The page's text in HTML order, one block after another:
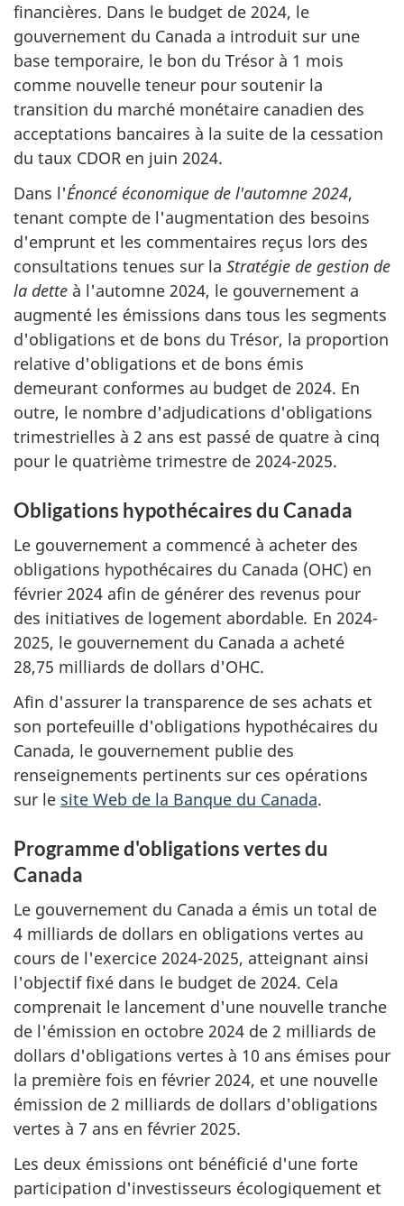
financières. Dans le budget de 2024, le
gouvernement du Canada a introduit sur une
base temporaire, le bon du Trésor à 1 mois
comme nouvelle teneur pour soutenir la
transition du marché monétaire canadien des
acceptations bancaires à la suite de la cessation
du taux CDOR en juin 2024.
Dans l'Énoncé économique de l'automne 2024,
tenant compte de l'augmentation des besoins
d'emprunt et les commentaires reçus lors des
consultations tenues sur la Stratégie de gestion de
la dette à l'automne 2024, le gouvernement a
augmenté les émissions dans tous les segments
d'obligations et de bons du Trésor, la proportion
relative d'obligations et de bons émis
demeurant conformes au budget de 2024. En
outre, le nombre d'adjudications d'obligations
trimestrielles à 2 ans est passé de quatre à cinq
pour le quatrième trimestre de 2024-2025.
Obligations hypothécaires du Canada
Le gouvernement a commencé à acheter des
obligations hypothécaires du Canada (OHC) en
février 2024 afin de générer des revenus pour
des initiatives de logement abordable. En 2024-
2025, le gouvernement du Canada a acheté
28,75 milliards de dollars d'OHC.
Afin d'assurer la transparence de ses achats et
son portefeuille d'obligations hypothécaires du
Canada, le gouvernement publie des
renseignements pertinents sur ces opérations
sur le site Web de la Banque du Canada.
Programme d'obligations vertes du
Canada
Le gouvernement du Canada a émis un total de
4 milliards de dollars en obligations vertes au
cours de l'exercice 2024-2025, atteignant ainsi
l'objectif fixé dans le budget de 2024. Cela
comprenait le lancement d'une nouvelle tranche
de l'émission en octobre 2024 de 2 milliards de
dollars d'obligations vertes à 10 ans émises pour
la première fois en février 2024, et une nouvelle
émission de 2 milliards de dollars d'obligations
vertes à 7 ans en février 2025.
Les deux émissions ont bénéficié d'une forte
participation d'investisseurs écologiquement et